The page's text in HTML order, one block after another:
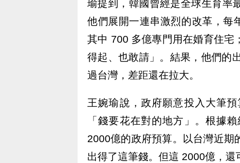
瑜提到，韓國曾經是全球生育率
他們展開一連串激烈的改革，每
其中 700 多億專門用在婚育住宅
得起、也敢請」。結果，他們的
過台灣，差距還在拉大。
王婉瑜說，政府願意投入大筆
「錢要花在對的地方」。根據
2000億的政府預算。以台灣近期
出得了這筆錢。但這 2000億，還